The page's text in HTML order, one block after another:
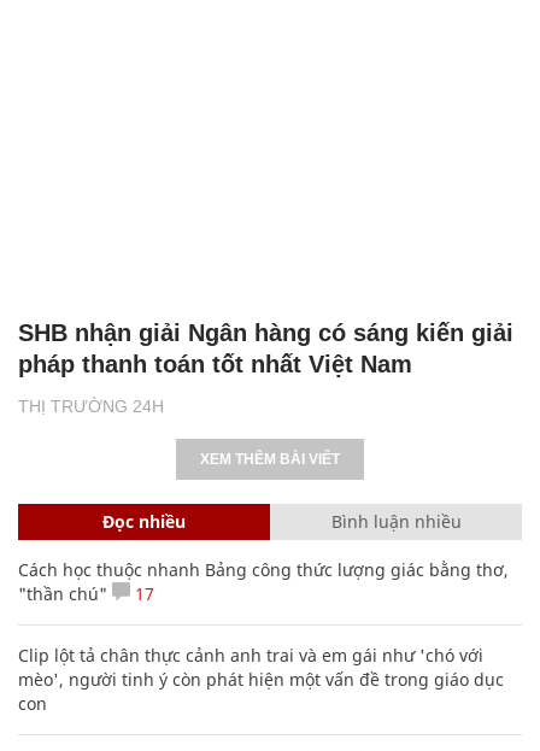
THỊ TRƯỜNG 24H
SHB nhận giải Ngân hàng có sáng kiến giải
pháp thanh toán tốt nhất Việt Nam
XEM THÊM BÀI VIẾT
Đọc nhiều Bình luận nhiều
Cách học thuộc nhanh Bảng công thức lượng giác bằng thơ,
"thần chú"
17
Clip lột tả chân thực cảnh anh trai và em gái như 'chó với
mèo', người tinh ý còn phát hiện một vấn đề trong giáo dục
con